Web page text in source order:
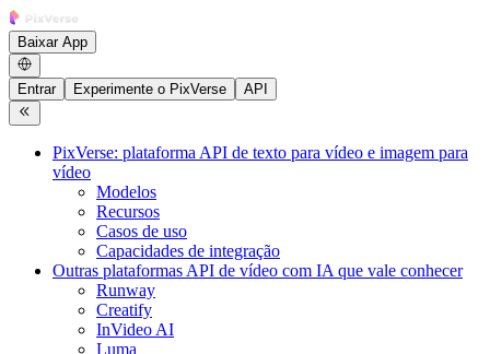
Baixar App
Entrar Experimente o PixVerse API
PixVerse: plataforma API de texto para vídeo e imagem para
vídeo
Modelos
Recursos
Casos de uso
Capacidades de integração
Outras plataformas API de vídeo com IA que vale conhecer
Runway
Creatify
InVideo AI
Luma